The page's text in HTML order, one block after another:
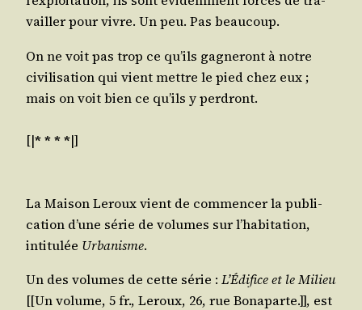
vailler pour vivre. Un peu. Pas beaucoup.
On ne voit pas trop ce qu’ils gagne­ront à notre
civi­li­sa­tion qui vient mettre le pied chez eux ;
mais on voit bien ce qu’ils y perdront.
[|* * * *|]
La Mai­son Leroux vient de com­men­cer la publi­
ca­tion d’une série de volumes sur l’habitation,
inti­tu­lée Urba­nisme.
Un des volumes de cette série : L’Édifice et le Milieu
[[Un volume, 5 fr., Leroux, 26, rue Bona­parte.]], est